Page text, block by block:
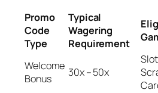
Promo
Code
Type
Typical
Wagering
Requirement
Welcome
Bonus
30x – 50x